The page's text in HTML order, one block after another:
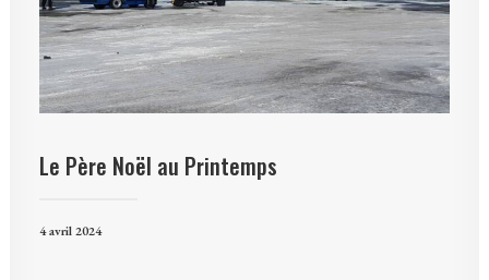
Le Père Noël au Printemps
4 avril 2024